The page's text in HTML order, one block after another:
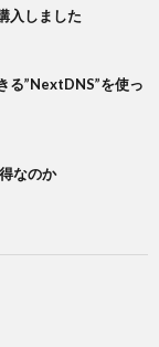
入しました
る”NextDNS”を使っ
なのか